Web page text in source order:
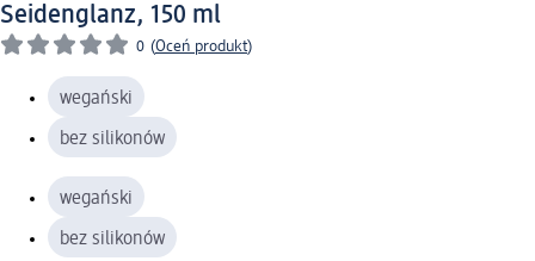
Seidenglanz, 150 ml
0 (Oceń produkt)
wegański
bez silikonów
wegański
bez silikonów